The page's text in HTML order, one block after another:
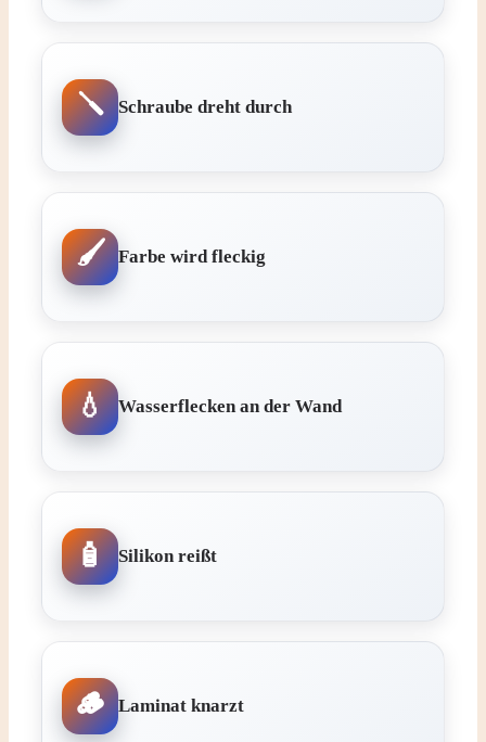
Schraube dreht durch
Farbe wird fleckig
Wasserflecken an der Wand
Silikon reißt
Laminat knarzt